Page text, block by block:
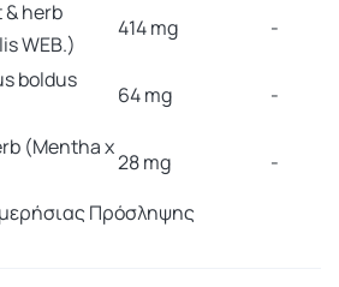
& herb
WEB.)
414 mg
-
boldus
64 mg
-
(Mentha x
28 mg
-
Πρόσληψης